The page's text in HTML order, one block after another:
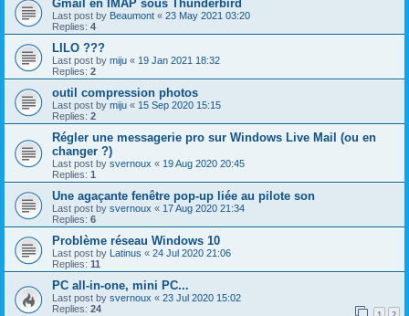
Gmail en IMAP sous Thunderbird
Last post by Beaumont « 23 May 2021 03:20
Replies: 4
LILO ???
Last post by miju « 19 Jan 2021 18:32
Replies: 2
outil compression photos
Last post by miju « 15 Sep 2020 15:15
Replies: 2
Régler une messagerie pro sur Windows Live Mail (ou en
changer ?)
Last post by svernoux « 19 Aug 2020 20:45
Replies: 1
Une agaçante fenêtre pop-up liée au pilote son
Last post by svernoux « 17 Aug 2020 21:34
Replies: 6
Problème réseau Windows 10
Last post by Latinus « 24 Jul 2020 21:06
Replies: 11
PC all-in-one, mini PC...
Last post by svernoux « 23 Jul 2020 15:02
Replies: 24